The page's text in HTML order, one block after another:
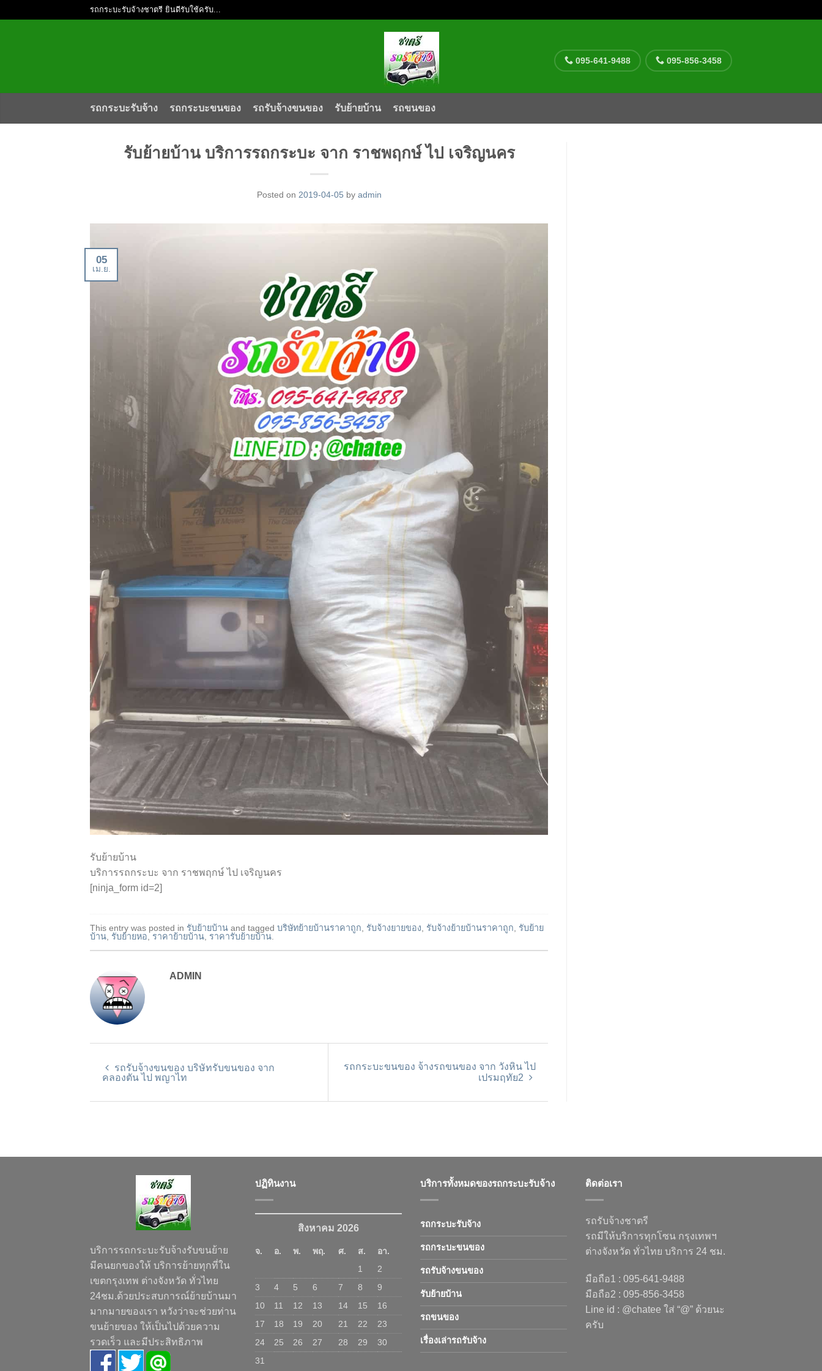
รถกระบะรับจ้างชาตรี ยินดีรับใช้ครับ...
095-641-9488 095-856-3458
รถกระบะรับจ้าง รถกระบะขนของ รถรับจ้างขนของ รับย้ายบ้าน รถขนของ
รับย้ายบ้าน บริการรถกระบะ จาก ราชพฤกษ์ ไป เจริญนคร
Posted on 2019-04-05 by admin
05
เม.ย.
รับย้ายบ้าน
บริการรถกระบะ จาก ราชพฤกษ์ ไป เจริญนคร
[ninja_form id=2]
This entry was posted in รับย้ายบ้าน and tagged บริษัทย้ายบ้านราคาถูก รับจ้างยายของ รับจ้างย้ายบ้านราคาถูก
รับย้าย
บ้าน รับย้ายหอ ราคาย้ายบ้าน ราคารับย้ายบ้าน
ADMIN
รถรับจ้างขนของ บริษัทรับขนของ จาก
คลองตัน ไป พญาไท
รถกระบะขนของ จ้างรถขนของ จาก วังหิน ไป
เปรมฤทัย2
บริการรถกระบะรับจ้างรับขนย้าย
มีคนยกของให้ บริการย้ายทุกที่ใน
เขตกรุงเทพ ต่างจังหวัด ทั่วไทย
24ชม.ด้วยประสบการณ์ย้ายบ้านมา
มากมายของเรา หวังว่าจะช่วยท่าน
ขนย้ายของ ให้เป็นไปด้วยความ
รวดเร็ว และมีประสิทธิภาพ
ปฏิทินงาน
สิงหาคม 2026
จ. อ. พ. พฤ. ศ. ส.
อา.
1
2
3
4 5 6 7 8
9
10
11 12 13 14 15
16
17
18 19 20 21 22
23
24
25 26 27 28 29
30
31
บริการทั้งหมดของรถกระบะรับจ้าง
รถกระบะรับจ้าง
รถกระบะขนของ
รถรับจ้างขนของ
รับย้ายบ้าน
รถขนของ
เรื่องเล่ารถรับจ้าง
ติดต่อเรา
รถรับจ้างชาตรี
รถมีให้บริการทุกโซน กรุงเทพฯ
ต่างจังหวัด ทั่วไทย บริการ 24 ชม.
มือถือ1 : 095-641-9488
มือถือ2 : 095-856-3458
Line id : @chatee ใส่ “@” ด้วยนะ
ครับ